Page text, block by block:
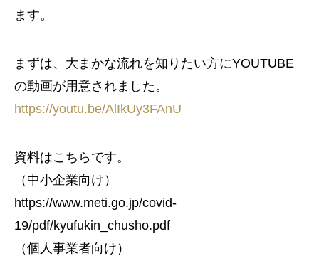
ます。
まずは、大まかな流れを知りたい方にYOUTUBE
の動画が用意されました。
https://youtu.be/AlIkUy3FAnU
資料はこちらです。
（中小企業向け）
https://www.meti.go.jp/covid-
19/pdf/kyufukin_chusho.pdf
（個人事業者向け）